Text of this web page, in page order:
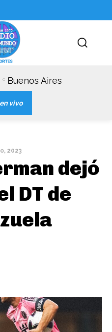
C Buenos Aires
vivo
2023
dejó
DT de